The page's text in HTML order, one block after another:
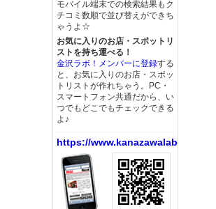
モバイル端末での検索結果もク
チコミ数順で並び替えができち
ゃうよ☆
お気に入りのお店・スポットリ
ストを持ち運べる！
金沢ラボ！メンバーに登録する
と、お気に入りのお店・スポッ
トリストが作れちゃう。PC・
スマートフォン共通だから、い
つでもどこでもチェックできる
よ♪
https://www.kanazawalabo.net/